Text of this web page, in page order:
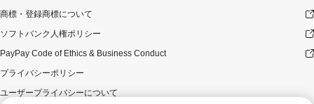
商標・登録商標について
ソフトバンク人権ポリシー
PayPay Code of Ethics & Business Conduct
プライバシーポリシー
ユーザープライバシーについて